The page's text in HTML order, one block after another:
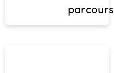
parcours